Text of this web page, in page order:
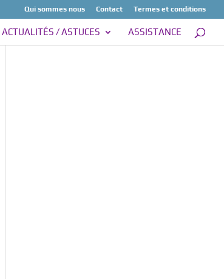
Qui sommes nous Contact Termes et conditions
ACTUALITÉS / ASTUCES ASSISTANCE